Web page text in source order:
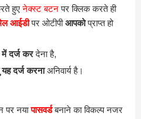
हुएनेक्स्ट बटनपर क्लिक करते ही
आईडीपर ओटीपीआपकोप्राप्त हो
दर्ज करदेना है,
दर्ज करनाअनिवार्य है।
पर नयापासवर्डबनाने का विकल्प नजर